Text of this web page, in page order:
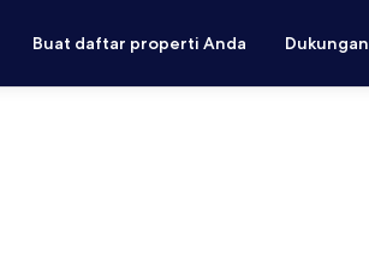
Buat daftar properti Anda Dukungan